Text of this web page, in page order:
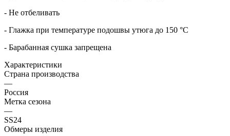
- Не отбеливать
- Глажка при температуре подошвы утюга до 150 °C
- Барабанная сушка запрещена
Характеристики
Страна производства
—
Россия
Метка сезона
—
SS24
Обмеры изделия